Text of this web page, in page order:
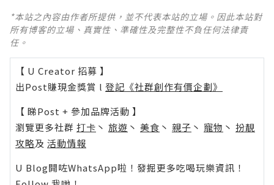
*本站之內容由作者所提供，並不代表本站的立場。因此本站對
所有博客的立場、真實性、準確性及完整性不負任何法律責
任。
【 U Creator 招募 】
出Post賺現金獎賞 l 登記《社群創作有價企劃》
【 睇Post + 參加品牌活動 】
瀏覽更多社群 打卡 丶 旅遊 丶 美食 丶 親子 丶 寵物 丶 扮靚
攻略及 活動情報
U Blog開咗WhatsApp啦！發掘更多吃喝玩樂資訊！